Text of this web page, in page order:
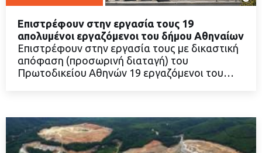
ΔΙΑΒΑΣΤΕ ΠΕΡΙΣΣΟΤΕΡΑ
Επιστρέφουν στην εργασία τους 19
απολυμένοι εργαζόμενοι του δήμου Αθηναίων
Επιστρέφουν στην εργασία τους με δικαστική
απόφαση (προσωρινή διαταγή) του
Πρωτοδικείου Αθηνών 19 εργαζόμενοι του…